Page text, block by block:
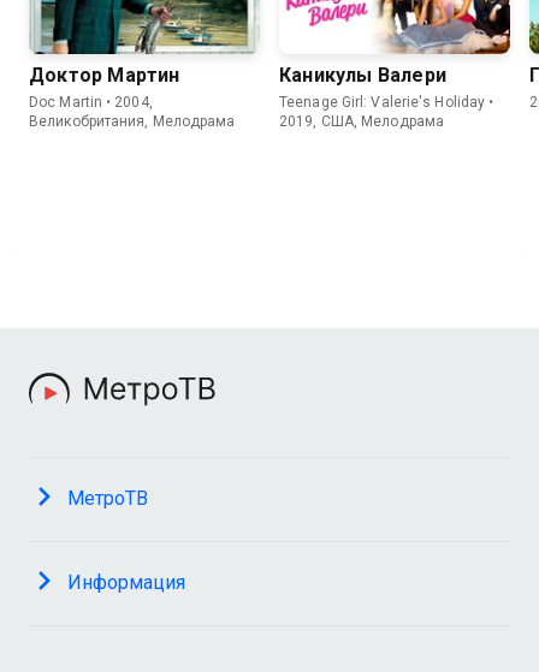
Доктор Мартин
Doc Martin • 2004,
Великобритания, Мелодрама
Каникулы Валери
Teenage Girl: Valerie's Holiday •
2019, США, Мелодрама
МетроТВ
Информация